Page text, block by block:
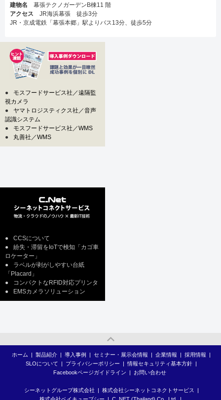
建物名 幕張テクノガーデンB棟11 階
アクセス JR海浜幕張 徒歩3分
JR・京成電鉄「幕張本郷」駅よりバス13分、徒歩5分
●
モスフードサービス社／遠隔監
視カメラ
●
ヤマトロジスティクス社／音声
認識システム
●
モスフードサービス社／WMS
●
丸善社／WMS
●
CCSについて
●
紛失・滞留をIoTで検知「カゴ車
ロケーター」
●
ラベルが剥がしやすい台紙
「Placard」
●
コンパクトなRFID対応プリンタ
●
EMSカメラソリューション
ホーム | 製品紹介 | 導入事例 | セミナー・展示会情報 | 企業情報 | 採用情報
|
SLOについて
| プライバシーポリシー | 情報セキュリティ基本方針 |
Facebookページガイドライン
| お問い合わせ
シーネットグループ株式会社 | 株式会社シーネットコネクトサービス
|